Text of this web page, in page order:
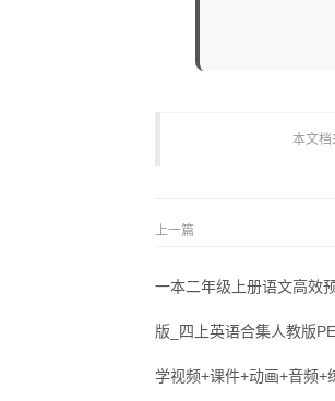
本文档
上一篇
一本二年级上册语文高效
版_四上英语合集人教版
学视频+课件+动画+音频+